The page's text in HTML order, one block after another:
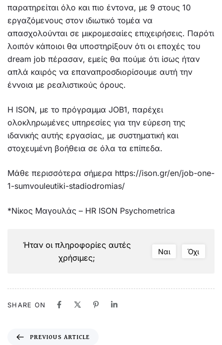
παρατηρείται όλο και πιο έντονα, με 9 στους 10
εργαζόμενους στον ιδιωτικό τομέα να
απασχολούνται σε μικρομεσαίες επιχειρήσεις. Παρότι
λοιπόν κάποιοι θα υποστηρίξουν ότι οι εποχές του
dream job πέρασαν, εμείς θα πούμε ότι ίσως ήταν
απλά καιρός να επαναπροσδιορίσουμε αυτή την
έννοια με ρεαλιστικούς όρους.
Η ISON, με το πρόγραμμα JOB1, παρέχει
ολοκληρωμένες υπηρεσίες για την εύρεση της
ιδανικής αυτής εργασίας, με συστηματική και
στοχευμένη βοήθεια σε όλα τα επίπεδα.
Μάθε περισσότερα σήμερα https://ison.gr/en/job-one-
1-sumvouleutiki-stadiodromias/
*Νίκος Μαγουλάς – HR ISON Psychometrica
Ήταν οι πληροφορίες αυτές
χρήσιμες;
Ναι Όχι
SHARE ON
PREVIOUS ARTICLE